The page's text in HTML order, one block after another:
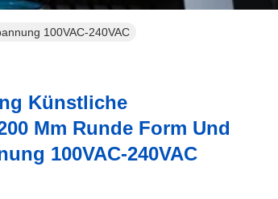
100VAC-240VAC
Künstliche
Mm Runde Form Und
100VAC-240VAC